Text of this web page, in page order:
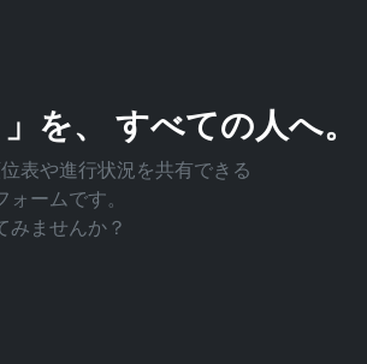
を、 すべての人へ。
表や進行状況を共有できる
ームです。
みませんか？